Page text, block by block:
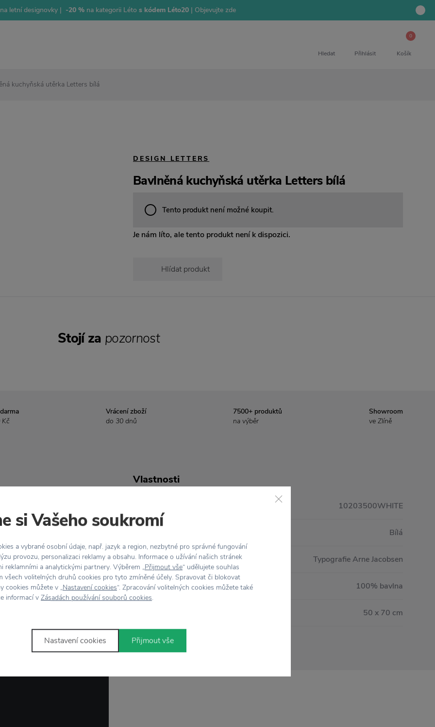
letní designovky | -20 %na kategorii Létos kódem Léto20 | Objevujte zde
Hledat Přihlásit
0
Košík
kuchyňská utěrka Letters bílá
DESIGN LETTERS
Bavlněná kuchyňská utěrka Letters bílá
Tento produkt není možné koupit.
Je nám líto, ale tento produkt není k dispozici.
Hlídat produkt
Vrácení zboží
do 30 dnů
7500+ produktů
na výběr
Showroom
ve Zlíně
být stylové!
Letters . Ta zde opět
máte v kuchyni
ani tato utěrka.
Vlastnosti
10203500WHITE
Bílá
Designér Typografie Arne Jacobsen
Materiál 100% bavlna
50 x 70 cm
Stojí za pozornost
si Vašeho soukromí
a vybrané osobní údaje, např. jazyk a region, nezbytné pro správné fungování
provozu, personalizaci reklamy a obsahu. Informace o užívání našich stránek
reklamními a analytickými partnery. Výběrem „Přijmout vše“ udělujete souhlas
všech volitelných druhů cookies pro tyto zmíněné účely. Spravovat či blokovat
cookies můžete v „Nastavení cookies“. Zpracování volitelných cookies můžete také
informací v Zásadách používání souborů cookies.
Nastavení cookies Přijmout vše